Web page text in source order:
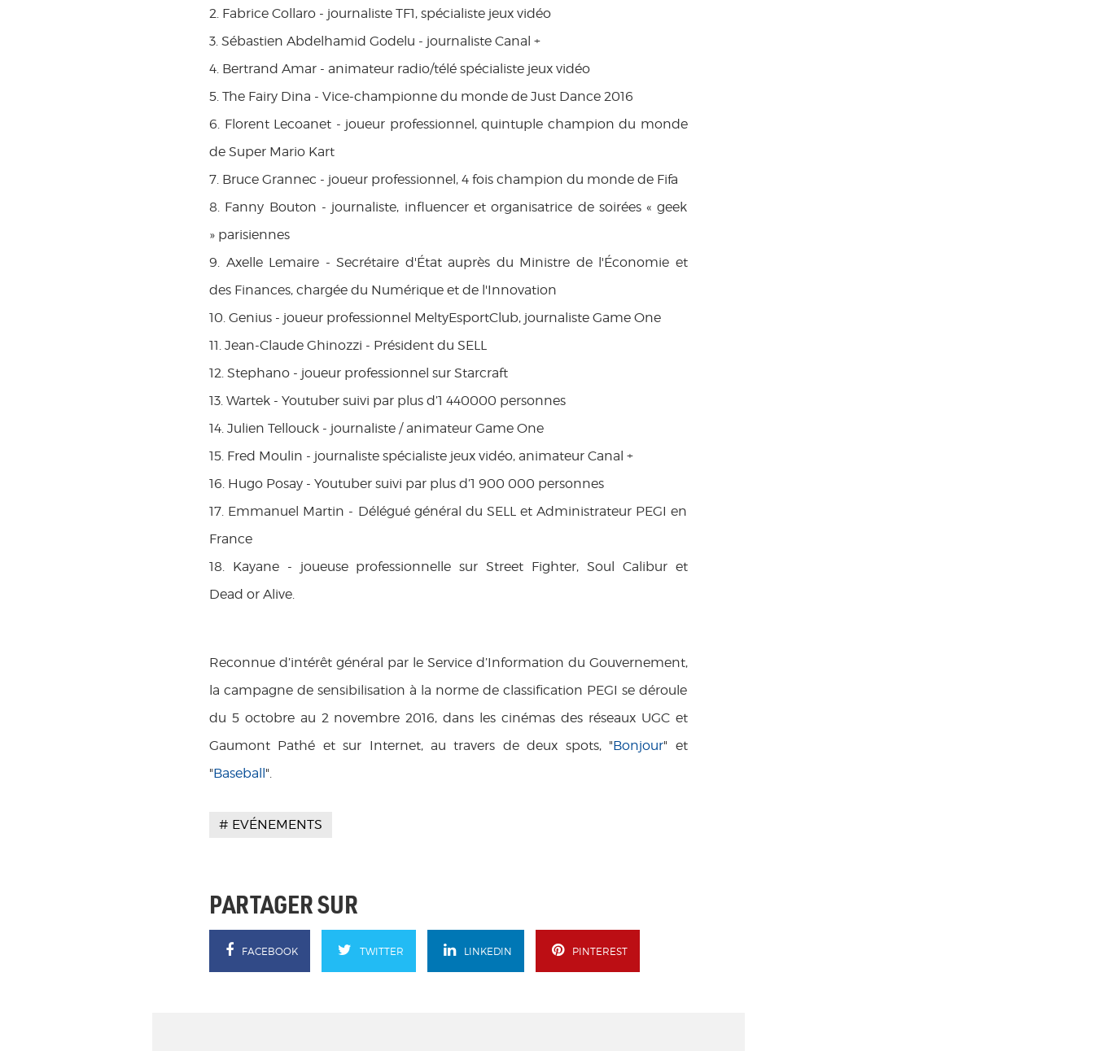
2. Fabrice Collaro - journaliste TF1, spécialiste jeux vidéo
3. Sébastien Abdelhamid Godelu - journaliste Canal +
4. Bertrand Amar - animateur radio/télé spécialiste jeux vidéo
5. The Fairy Dina - Vice-championne du monde de Just Dance 2016
6. Florent Lecoanet - joueur professionnel, quintuple champion du monde
de Super Mario Kart
7. Bruce Grannec - joueur professionnel, 4 fois champion du monde de Fifa
8. Fanny Bouton - journaliste, influencer et organisatrice de soirées « geek
» parisiennes
9. Axelle Lemaire - Secrétaire d'État auprès du Ministre de l'Économie et
des Finances, chargée du Numérique et de l'Innovation
10. Genius - joueur professionnel MeltyEsportClub, journaliste Game One
11. Jean-Claude Ghinozzi - Président du SELL
12. Stephano - joueur professionnel sur Starcraft
13. Wartek - Youtuber suivi par plus d’1 440000 personnes
14. Julien Tellouck - journaliste / animateur Game One
15. Fred Moulin - journaliste spécialiste jeux vidéo, animateur Canal +
16. Hugo Posay - Youtuber suivi par plus d’1 900 000 personnes
17. Emmanuel Martin - Délégué général du SELL et Administrateur PEGI en
France
18. Kayane - joueuse professionnelle sur Street Fighter, Soul Calibur et
Dead or Alive.
Reconnue d’intérêt général par le Service d’Information du Gouvernement,
la campagne de sensibilisation à la norme de classification PEGI se déroule
du 5 octobre au 2 novembre 2016, dans les cinémas des réseaux UGC et
Gaumont Pathé et sur Internet, au travers de deux spots, "Bonjour" et
"Baseball".
EVÉNEMENTS
PARTAGER SUR
FACEBOOK TWITTER LINKEDIN PINTEREST